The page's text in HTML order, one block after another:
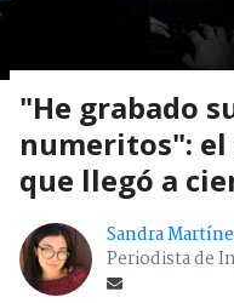
"He grabado
numeritos":
que llegó a
Sandra
Periodista de